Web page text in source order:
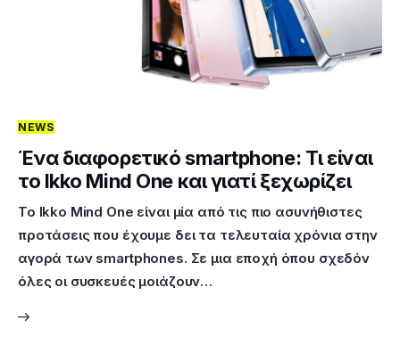
NEWS
Ένα διαφορετικό smartphone: Τι είναι
το Ikko Mind One και γιατί ξεχωρίζει
Το Ikko Mind One είναι μία από τις πιο ασυνήθιστες
προτάσεις που έχουμε δει τα τελευταία χρόνια στην
αγορά των smartphones. Σε μια εποχή όπου σχεδόν
όλες οι συσκευές μοιάζουν…